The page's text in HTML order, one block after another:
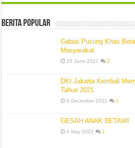
Berita Popular
Gabus Pucung Khas
Masyarakat
25 June 2021 2
DKI Jakarta Kembali
Tahun 2021
8 December 2021 1
GESAH ANAK BETAWI
4 May 2022 1